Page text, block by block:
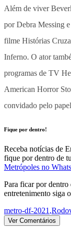
Além de viver
por Debra Messing
filme Histórias
Inferno. O ator
programas de TV
American Horror
convidado pelo
Fique por dentro!
Receba notícias de
fique por dentro de
Metrópoles no
Para ficar por dentro
entretenimento siga o
metro-df-2021,
Ver Comentários